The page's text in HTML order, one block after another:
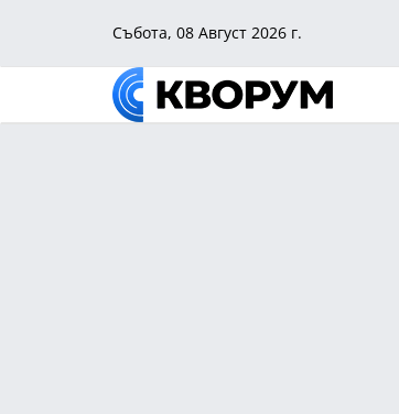
Събота, 08 Август 2026 г.